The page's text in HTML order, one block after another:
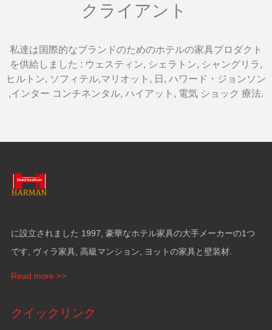
クライアント
私達は国際的なブランドのためのホテルの家具プロダクト
を供給しました : ウェスティン, シェラトン, シャングリラ,
ヒルトン, ソフィテル,マリオット, 日, ハワード・ジョンソン
,インター コンチネンタル, ハイアット, 電気 ショック 療法.
に設立されました 1997, 豪華なホテル家具の大手メーカーの1つ
です, ヴィラ家具, 高級マンション, ヨットの家具と壁装材.
Read more >>
クイックリンク